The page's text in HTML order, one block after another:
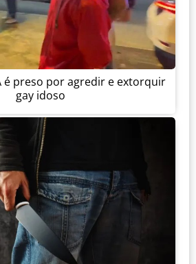
é preso por agredir e extorquir
gay idoso